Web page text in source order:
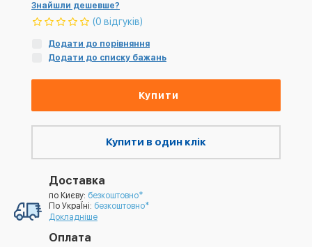
Знайшли дешевше?
(0 відгуків)
Додати до порівняння
Додати до списку бажань
Купити
Купити в один клік
Доставка
по Києву: безкоштовно*
По УкраЇні: безкоштовно*
Докладніше
Оплата